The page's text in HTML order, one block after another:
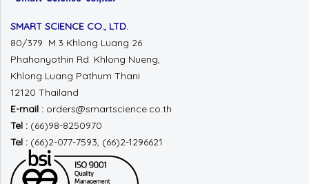
SMART SCIENCE CO., LTD.
80/379 M.3 Khlong Luang 26
Phahonyothin Rd. Khlong Nueng,
Khlong Luang Pathum Thani
12120 Thailand
E-mail : orders@smartscience.co.th
Tel : (66)98-8250970
Tel : (66)2-077-7593, (66)2-1296621